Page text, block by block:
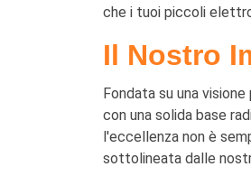
che i tuoi piccoli
Il Nostro
Fondata su una
con una solida base
l'eccellenza non è
sottolineata dalle